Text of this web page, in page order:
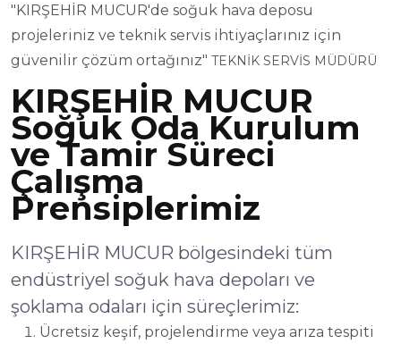
"KIRŞEHİR MUCUR'de soğuk hava deposu
projeleriniz ve teknik servis ihtiyaçlarınız için
güvenilir çözüm ortağınız" TEKNİK SERVİS MÜDÜRÜ
KIRŞEHİR MUCUR
Soğuk Oda Kurulum
ve Tamir Süreci
Çalışma
Prensiplerimiz
KIRŞEHİR MUCUR bölgesindeki tüm
endüstriyel soğuk hava depoları ve
şoklama odaları için süreçlerimiz:
Ücretsiz keşif, projelendirme veya arıza tespiti